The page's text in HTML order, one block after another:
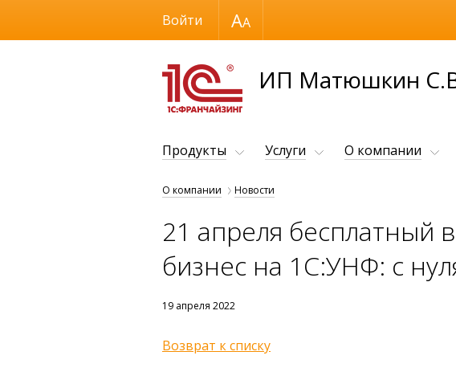
Размер шрифта
ИП Матюшкин
Войти
Продукты Услуги О компании
О компании Новости
21 апреля бесплатный
бизнес на 1С:УНФ: с
19 апреля 2022
Возврат к списку